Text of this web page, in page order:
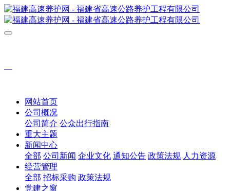
网站首页
公司概况
公司简介 公众出行指南
重大主题
新闻中心
全部 公司新闻 企业文化 通知公告 政策法规 人力资源
经营管理
全部 招标采购 政策法规
党建之窗